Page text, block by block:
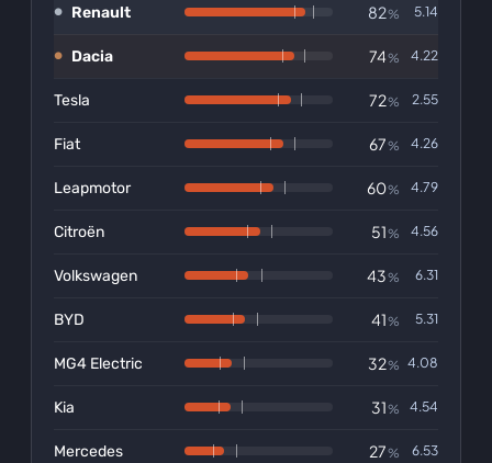
Renault 82% 5.14
Dacia 74% 4.22
Tesla 72% 2.55
Fiat 67% 4.26
Leapmotor 60% 4.79
Citroën 51% 4.56
Volkswagen 43% 6.31
BYD 41% 5.31
MG4 Electric 32% 4.08
Kia 31% 4.54
Mercedes 27% 6.53